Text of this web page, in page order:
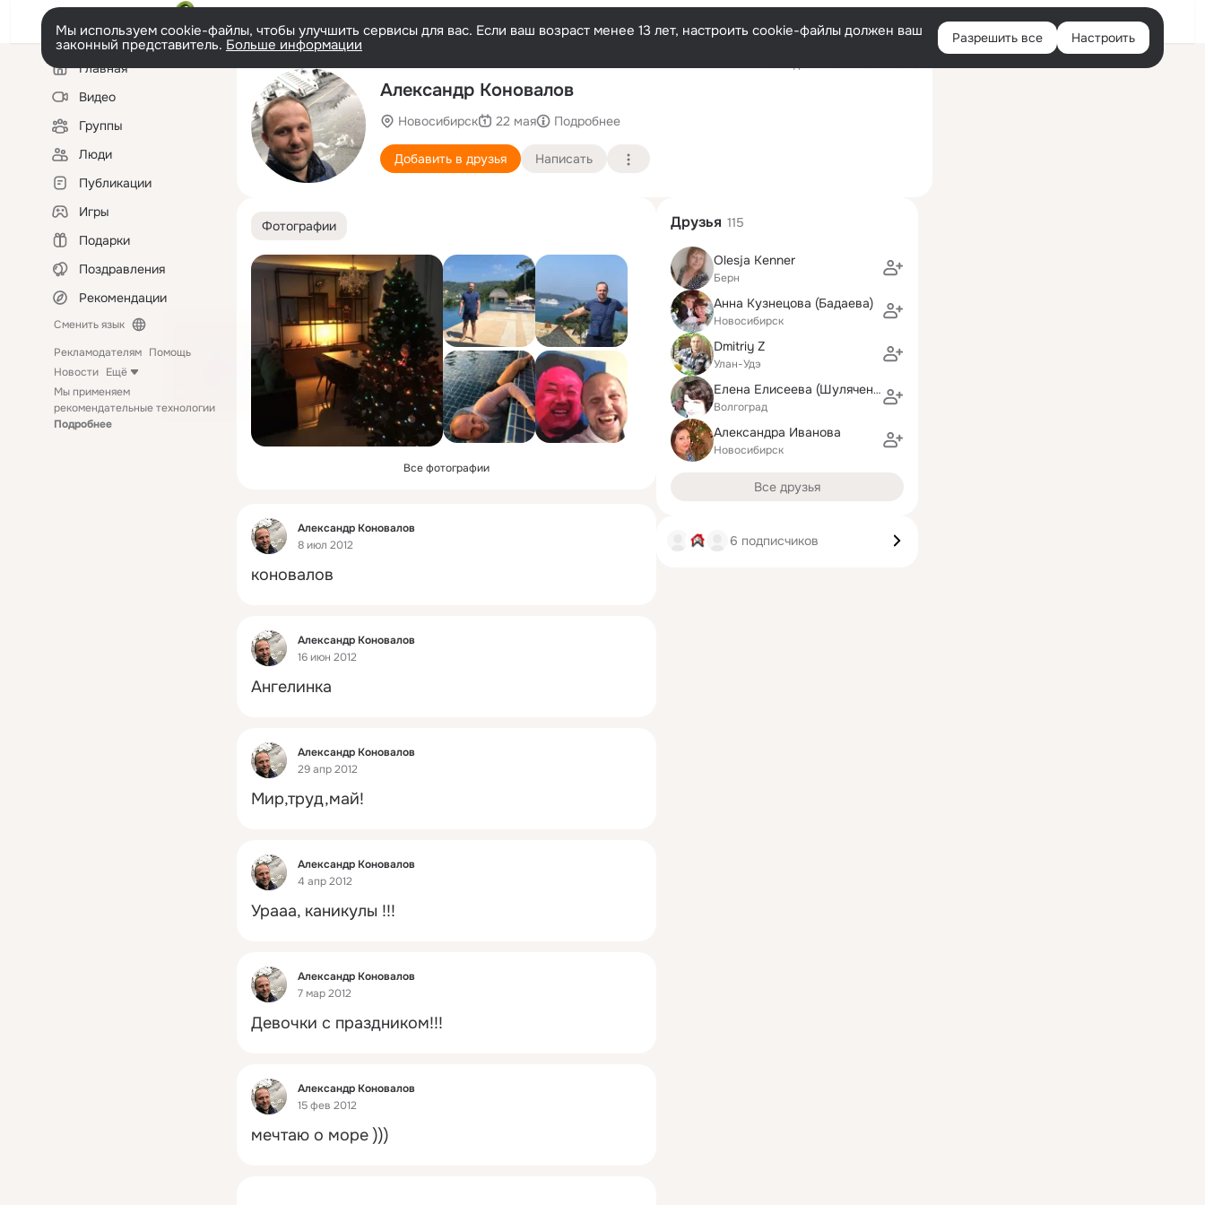
Войти
Мы используем cookie-файлы, чтобы улучшить сервисы для вас. Если ваш возраст менее 13 лет, настроить cookie-файлы должен ваш
законный представитель. Больше информации Разрешить все Настроить
Левая
колонкаГлавная
Видео
Группы
Люди
Публикации
Игры
Подарки
Поздравления
Рекомендации
Сменить язык
Рекламодателям Помощь
Новости Ещё
Мы применяем
рекомендательные технологии
Подробнее
Александр Коновалов
Новосибирск 22 мая Подробнее
Добавить в друзья Написать
Фотографии
Все фотографии
Фид
Александр Коновалов
8 июл 2012
коновалов
Фид
Александр Коновалов
16 июн 2012
Ангелинка
Фид
Александр Коновалов
29 апр 2012
Мир,труд,май!
Фид
Александр Коновалов
4 апр 2012
Урааа, каникулы !!!
Фид
Александр Коновалов
7 мар 2012
Девочки с праздником!!!
Фид
Александр Коновалов
15 фев 2012
мечтаю о море )))
Друзья 115
Olesja Kenner
Берн
Анна Кузнецова (Бадаева)
Новосибирск
Dmitriy Z
Улан-Удэ
Елена Елисеева (Шуляченко)
Волгоград
Александра Иванова
Новосибирск
Все друзья
6 подписчиков